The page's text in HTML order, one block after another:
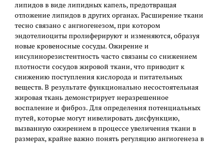
липидов в виде липидных капель, предотвращая
отложение липидов в других органах. Расширение ткани
тесно связано с ангиогенезом, при котором
эндотелиоциты пролиферируют и изменяются, образуя
новые кровеносные сосуды. Ожирение и
инсулинорезистентность часто связаны со снижением
плотности сосудов жировой ткани, что приводит к
снижению поступления кислорода и питательных
веществ. В результате функционально несостоятельная
жировая ткань демонстрирует неразрешенное
воспаление и фиброз. Для определения потенциальных
путей, которые могут нивелировать дисфункцию,
вызванную ожирением в процессе увеличения ткани в
размерах, крайне важно понять регуляцию ангиогенеза в